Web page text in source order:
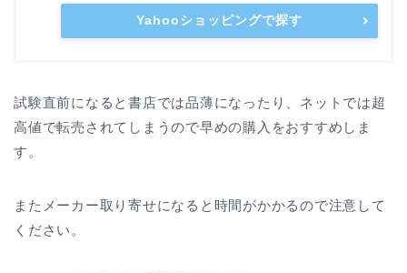
Yahooショッピングで探す
試験直前になると書店では品薄になったり、ネットでは超
高値で転売されてしまうので早めの購入をおすすめしま
す。
またメーカー取り寄せになると時間がかかるので注意して
ください。